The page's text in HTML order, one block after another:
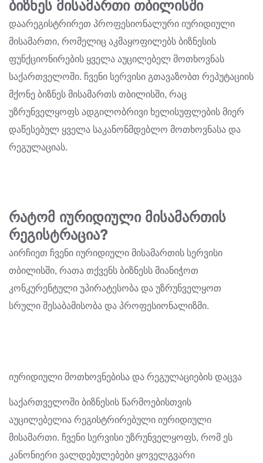
ბიზნეს მისამართი თბილისში
დაარეგისტრირეთ პროფესიონალური იურიდიული
მისამართი, რომელიც აკმაყოფილებს ბიზნესის
ფუნქციონირების ყველა აუცილებელ მოთხოვნას
საქართველოში. ჩვენი სერვისი გთავაზობთ რეპუტაციის
მქონე ბიზნეს მისამართს თბილისში, რაც
უზრუნველყოფს ადგილობრივი ხელისუფლების მიერ
დაწესებულ ყველა საკანონმდებლო მოთხოვნასა და
რეგულაციას.
რატომ იურიდიული მისამართის
რეგისტრაცია?
აირჩიეთ ჩვენი იურიდიული მისამართის სერვისი
თბილისში, რათა თქვენს ბიზნესს მიანიჭოთ
კონკურენტული უპირატესობა და უზრუნველყოთ
სრული შესაბამისობა და პროფესიონალიზმი.
იურიდიული მოთხოვნებისა და რეგულაციების დაცვა
საქართველოში ბიზნესის წარმოებისთვის
აუცილებელია რეგისტრირებული იურიდიული
მისამართი. ჩვენი სერვისი უზრუნველყოფს, რომ ეს
კანონიერი ვალდებულებები ყოველგვარი